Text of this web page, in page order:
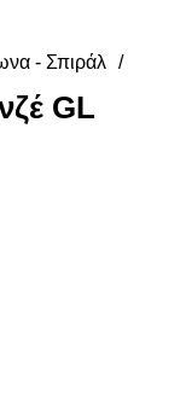
- Σπιράλ
GL